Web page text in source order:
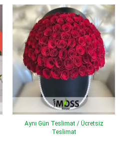
Aynı Gün Teslimat / Ücretsiz
Teslimat